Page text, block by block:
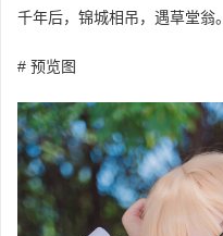
千年后，锦城相吊，遇草堂翁。
# 预览图